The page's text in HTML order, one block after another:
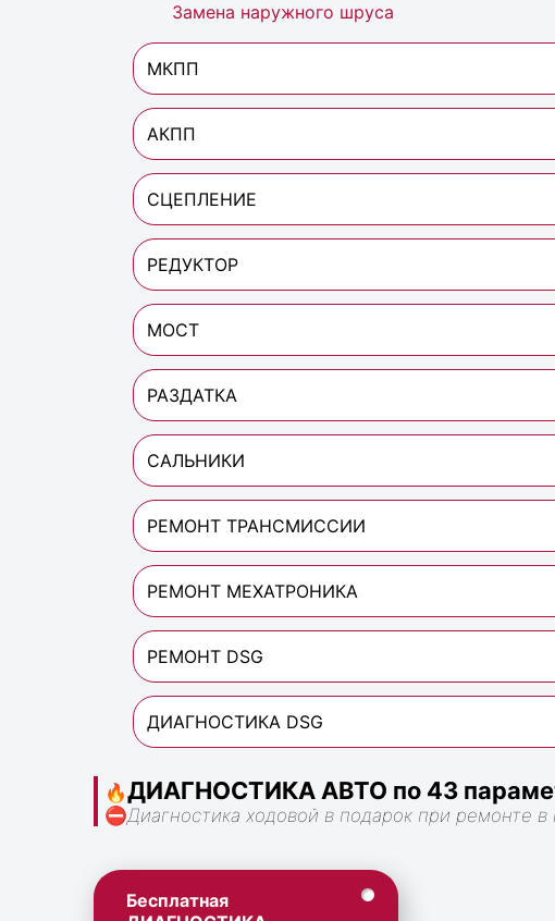
Замена наружного шруса
МКПП
АКПП
СЦЕПЛЕНИЕ
РЕДУКТОР
МОСТ
РАЗДАТКА
САЛЬНИКИ
РЕМОНТ ТРАНСМИССИИ
РЕМОНТ МЕХАТРОНИКА
РЕМОНТ DSG
ДИАГНОСТИКА DSG
🔥ДИАГНОСТИКА АВТО по 43
⛔Диагностика ходовой в подарок при ремонте
Бесплатная